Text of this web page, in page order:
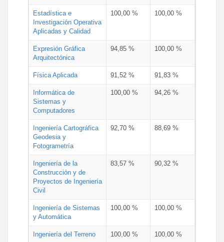
Estadística e
Investigación Operativa
Aplicadas y Calidad
100,00 % 100,00 %
Expresión Gráfica
Arquitectónica
94,85 % 100,00 %
Física Aplicada 91,52 % 91,83 %
Informática de
Sistemas y
Computadores
100,00 % 94,26 %
Ingeniería Cartográfica
Geodesia y
Fotogrametría
92,70 % 88,69 %
Ingeniería de la
Construcción y de
Proyectos de Ingeniería
Civil
83,57 % 90,32 %
Ingeniería de Sistemas
y Automática
100,00 % 100,00 %
Ingeniería del Terreno 100,00 % 100,00 %